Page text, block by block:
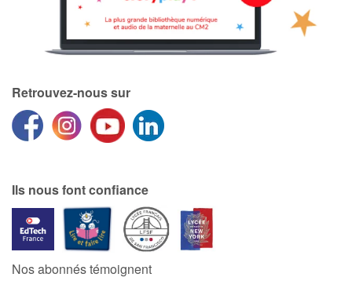
Retrouvez-nous sur
Ils nous font confiance
Nos abonnés témoignent